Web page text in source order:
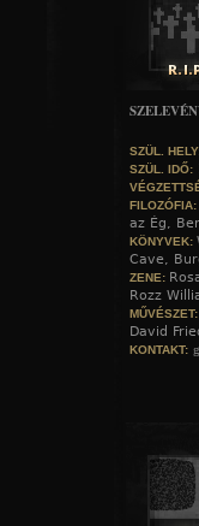
SZÜL.
SZÜL. IDŐ:
FILOZÓFIA:
az Ég,
KÖNYVEK:
Cave,
ZENE:
Rozz
MŰVÉSZET:
David
KONTAKT: